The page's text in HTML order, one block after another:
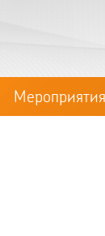
Мероприятия